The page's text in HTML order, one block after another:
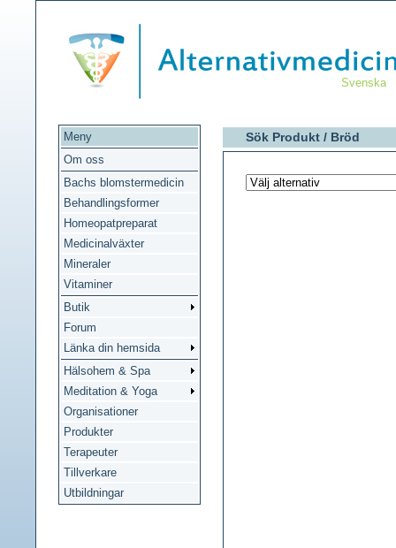
Svenska
Meny
Om oss
Bachs blomstermedicin
Behandlingsformer
Homeopatpreparat
Medicinalväxter
Mineraler
Vitaminer
Butik
Forum
Länka din hemsida
Hälsohem & Spa
Meditation & Yoga
Organisationer
Produkter
Terapeuter
Tillverkare
Utbildningar
Sök Produkt / Bröd